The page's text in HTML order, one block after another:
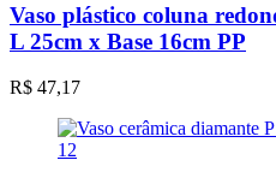
tem
várias
variantes.
podem
ser
Vaso plástico coluna
L 25cm x Base 16cm PP
R$ 47,17